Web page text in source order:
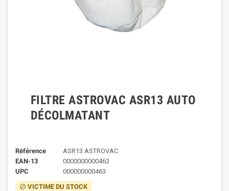
FILTRE ASTROVAC ASR13 AUTO
DÉCOLMATANT
Référence
ASR13 ASTROVAC
EAN-13
0000000000463
UPC
000000000463
block VICTIME DU STOCK